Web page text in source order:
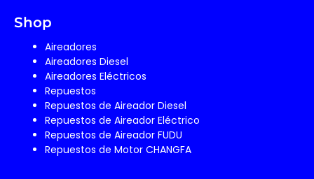
Shop
Aireadores
Aireadores Diesel
Aireadores Eléctricos
Repuestos
Repuestos de Aireador Diesel
Repuestos de Aireador Eléctrico
Repuestos de Aireador FUDU
Repuestos de Motor CHANGFA